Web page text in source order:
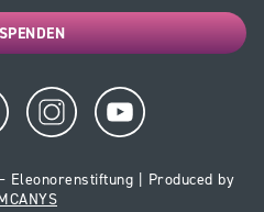
| Produced by